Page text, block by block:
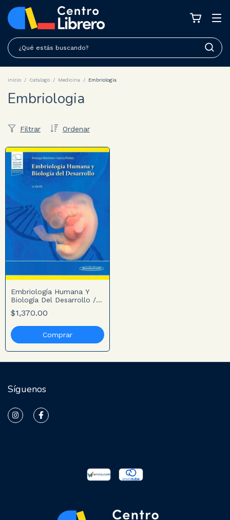
Inicio / Catalogo / Medicina / Embriologia
Embriologia
Ordenar
Filtrar
Embriología Humana Y
Biología Del Desarrollo / 3
Ed. (Incluye Versión
Digital)
$1,370.00
Síguenos